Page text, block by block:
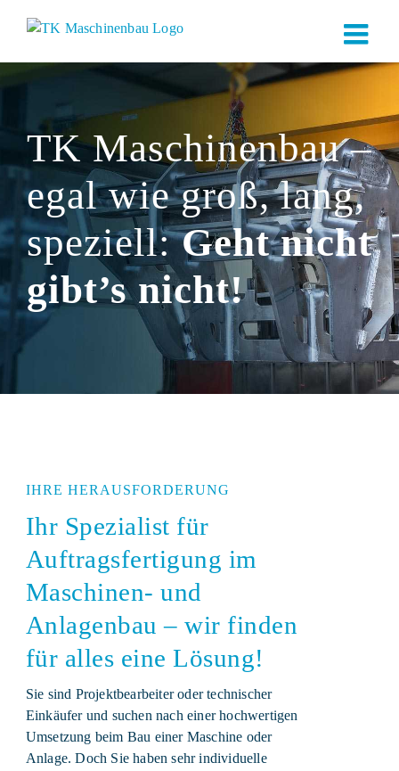
Inhalt
TK Maschinenbau –
egal wie groß, lang,
speziell:Geht nicht
gibt’s nicht!
IHRE HERAUSFORDERUNG
Ihr Spezialist für
Auftragsfertigung im
Maschinen- und
Anlagenbau – wir finden
für alles eine Lösung!
Sie sind Projektbearbeiter oder technischer
Einkäufer und suchen nach einer hochwertigen
Umsetzung beim Bau einer Maschine oder
Anlage. Doch Sie haben sehr individuelle